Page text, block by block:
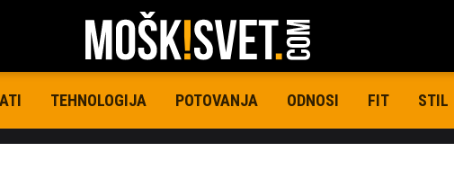
TEHNOLOGIJA POTOVANJA ODNOSI FIT STIL